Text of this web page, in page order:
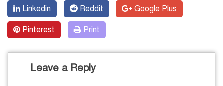
Linkedin Reddit Google Plus
Pinterest Print
Leave a Reply